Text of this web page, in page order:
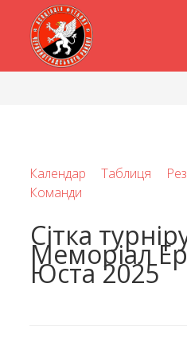
Календар Таблиця
Команди
Сітка
Меморіал
Юста 2025